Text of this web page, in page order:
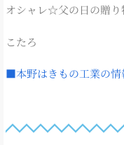
オシャレ☆父の日の贈り
こたろ
■本野はきもの工業の情